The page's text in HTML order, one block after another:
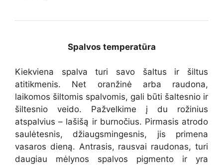
Spalvos temperatūra
Kiekviena spalva turi savo šaltus ir šiltus
atitikmenis. Net oranžinė arba raudona,
laikomos šiltomis spalvomis, gali būti šaltesnio ir
šiltesnio veido. Pažvelkime į du rožinius
atspalvius – lašišą ir burnočius. Pirmasis atrodo
saulėtesnis, džiaugsmingesnis, jis primena
vasaros dieną. Antrasis, rausvai raudonas, turi
daugiau mėlynos spalvos pigmento ir yra